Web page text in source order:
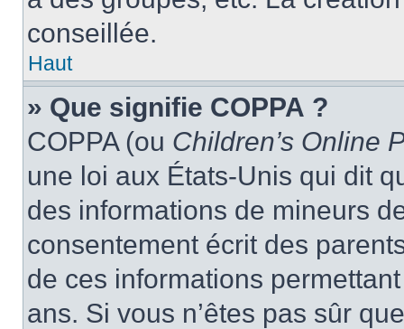
conseillée.
Haut
» Que signifie COPPA ?
COPPA (ou Children’s Online
une loi aux États-Unis qui dit
des informations de mineurs
consentement écrit des
de ces informations
ans. Si vous n’êtes pas sûr